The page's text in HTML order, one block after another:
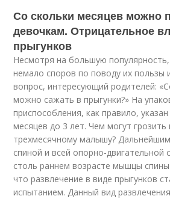
Со скольки месяцев можно
девочкам. Отрицательное
прыгунков
Несмотря на большую
немало споров по поводу их пользы
вопрос, интересующий родителей:
можно сажать в прыгунки?» На
приспособления, как правило,
месяцев до 3 лет. Чем могут грозить
трехмесячному малышу?
спиной и всей опорно-двигательной
столь раннем возрасте мышцы
что развлечение в виде прыгунков
испытанием. Данный вид